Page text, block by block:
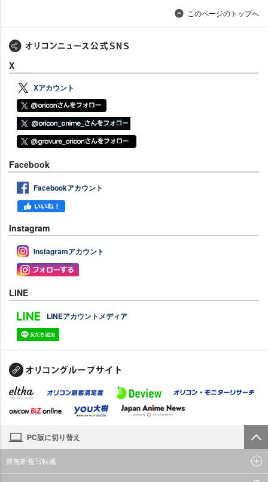
このページのトップへ
X
Xアカウント
Facebook
Facebookアカウント
Instagram
Instagramアカウント
LINE
LINEアカウントメディア
PC版に切り替え
禁無断複写転載